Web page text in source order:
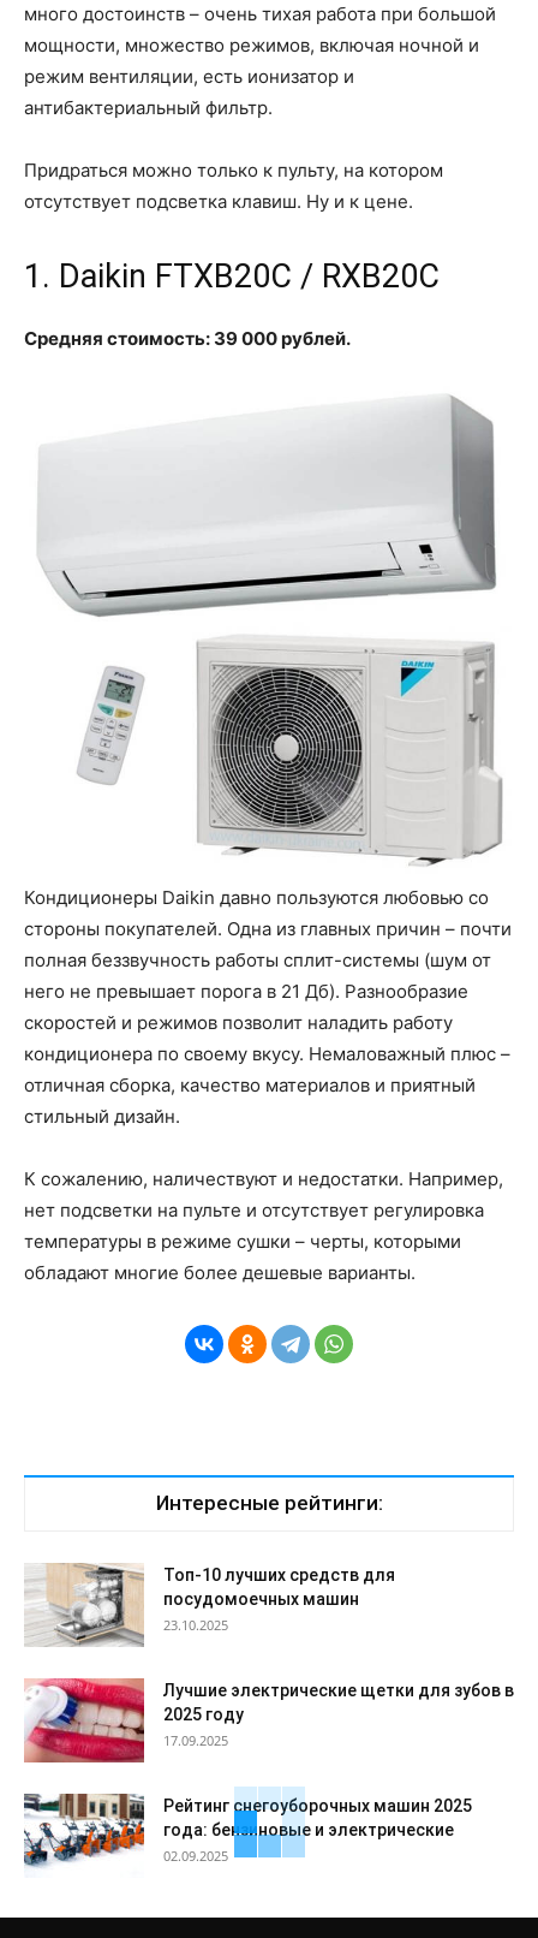
много достоинств – очень тихая работа при большой
мощности, множество режимов, включая ночной и
режим вентиляции, есть ионизатор и
антибактериальный фильтр.
Придраться можно только к пульту, на котором
отсутствует подсветка клавиш. Ну и к цене.
1. Daikin FTXB20C / RXB20C
Средняя стоимость: 39 000 рублей.
Кондиционеры Daikin давно пользуются любовью со
стороны покупателей. Одна из главных причин – почти
полная беззвучность работы сплит-системы (шум от
него не превышает порога в 21 Дб). Разнообразие
скоростей и режимов позволит наладить работу
кондиционера по своему вкусу. Немаловажный плюс –
отличная сборка, качество материалов и приятный
стильный дизайн.
К сожалению, наличествуют и недостатки. Например,
нет подсветки на пульте и отсутствует регулировка
температуры в режиме сушки – черты, которыми
обладают многие более дешевые варианты.
Интересные рейтинги:
Топ-10 лучших средств для
посудомоечных машин
23.10.2025
Лучшие электрические щетки для зубов в
2025 году
17.09.2025
Рейтинг снегоуборочных машин 2025
года: бензиновые и электрические
02.09.2025